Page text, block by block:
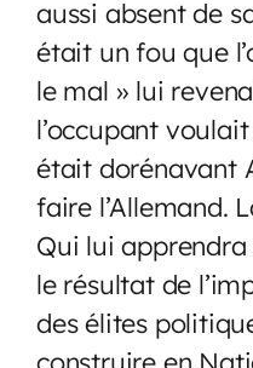
aussi absent de
était un fou que
le mal » lui
l’occupant
était dorénavant
faire l’Allemand.
Qui lui
le résultat de
des élites
construire en